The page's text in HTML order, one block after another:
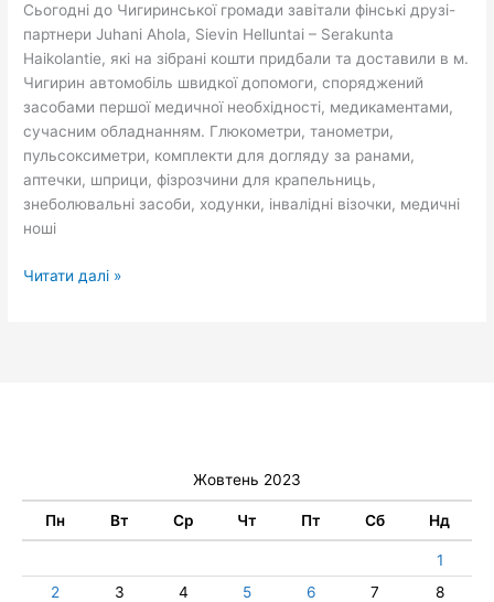
Сьогодні до Чигиринської громади завітали фінські друзі-
партнери Juhani Ahola, Sievin Helluntai – Serakunta
Haikolantie, які на зібрані кошти придбали та доставили в м.
Чигирин автомобіль швидкої допомоги, споряджений
засобами першої медичної необхідності, медикаментами,
сучасним обладнанням. Глюкометри, танометри,
пульсоксиметри, комплекти для догляду за ранами,
аптечки, шприци, фізрозчини для крапельниць,
знеболювальні засоби, ходунки, інвалідні візочки, медичні
ноші
Читати далі »
Жовтень 2023
Пн Вт Ср Чт Пт Сб Нд
1
2
3 4 5 6 7
8